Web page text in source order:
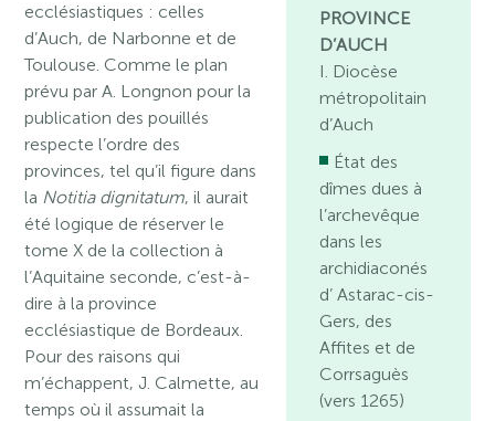
ecclésiastiques : celles
d’Auch, de Narbonne et de
Toulouse. Comme le plan
prévu par A. Longnon pour la
publication des pouillés
respecte l’ordre des
provinces, tel qu’il figure dans
la Notitia dignitatum, il aurait
été logique de réserver le
tome X de la collection à
l’Aquitaine seconde, c’est-à-
dire à la province
ecclésiastique de Bordeaux.
Pour des raisons qui
m’échappent, J. Calmette, au
temps où il assumait la
PROVINCE
D’AUCH
I. Diocèse
métropolitain
d’Auch
État des
dîmes dues à
l’archevêque
dans les
archidiaconés
d’ Astarac-cis-
Gers, des
Affites et de
Corrsaguès
(vers 1265)